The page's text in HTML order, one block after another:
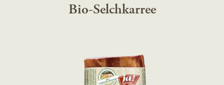
Bio-Landschinken